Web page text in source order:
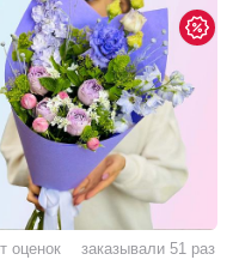
оценок заказывали 51 раз